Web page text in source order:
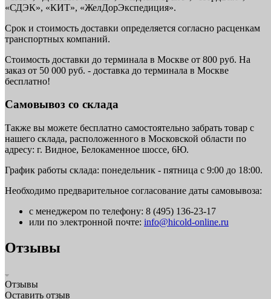
«СДЭК», «КИТ», «ЖелДорЭкспедиция».
Срок и стоимость доставки определяется согласно расценкам
транспортных компаний.
Стоимость доставки до терминала в Москве от 800 руб. На
заказ от 50 000 руб. - доставка до терминала в Москве
бесплатно!
Самовывоз со склада
Также вы можете бесплатно самостоятельно забрать товар с
нашего склада, расположенного в Московской области по
адресу: г. Видное, Белокаменное шоссе, 6Ю.
График работы склада: понедельник - пятница с 9:00 до 18:00.
Необходимо предварительное согласование даты самовывоза:
с менеджером по телефону: 8 (495) 136-23-17
или по электронной почте: info@hicold-online.ru
Отзывы
Отзывы
Оставить отзыв